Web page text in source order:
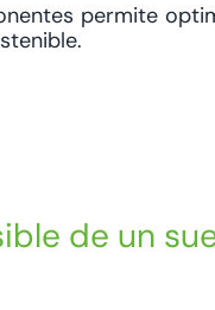
permite
de un